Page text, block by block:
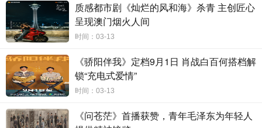
们在权谋斗争、家族恩怨和个人成长中所经历的种种波折和抉择，进
而一步步展现着少年们身上所散发的责任感与大义观，具有强感染力
的正能量。例如当面对内忧外患，三兄弟会彼此照应拨乱反正，抵御
外敌，他们在逆境中身上所散发出的勇敢、义气、信任，以及为了守
护家族和信仰不断奋斗，敢于牺牲，在成长道路上一直不屈不挠的精
神与决心，都彰显着东方少年英雄蓬勃向上的精气神，而照映现实当
下，这也正是年轻观众们所需要学习的优良品质，剧作意义值得学
习。
质感都市剧《灿烂的风和海》杀青 主创匠心
呈现澳门烟火人间
时间：03-13
《骄阳伴我》定档9月1日 肖战白百何搭档解
锁“充电式爱情”
时间：03-13
《问苍茫》首播获赞，青年毛泽东为年轻人